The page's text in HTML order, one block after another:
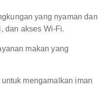
yang nyaman dan
dan akses Wi-Fi.
makan yang
mengamalkan iman